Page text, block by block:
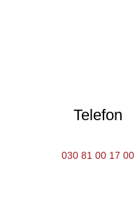
Telefon
030 81 00 17 00